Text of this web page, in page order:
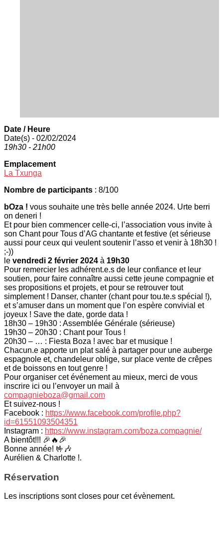
Date / Heure
Date(s) - 02/02/2024
19h30 - 21h00
Emplacement
La Txunga
Nombre de participants : 8/100
bOza ! vous souhaite une très belle année 2024. Urte berri
on deneri !
Et pour bien commencer celle-ci, l’association vous invite à
son Chant pour Tous d’AG chantante et festive (et sérieuse
aussi pour ceux qui veulent soutenir l’asso et venir à 18h30 !
;-))
le vendredi 2 février 2024 à 19h30
Pour remercier les adhérent.e.s de leur confiance et leur
soutien, pour faire connaître aussi cette jeune compagnie et
ses propositions et projets, et pour se retrouver tout
simplement ! Danser, chanter (chant pour tou.te.s spécial !),
et s’amuser dans un moment que l’on espère convivial et
joyeux ! Save the date, gorde data !
18h30 – 19h30 : Assemblée Générale (sérieuse)
19h30 – 20h30 : Chant pour Tous !
20h30 – … : Fiesta Boza ! avec bar et musique !
Chacun.e apporte un plat salé à partager pour une auberge
espagnole et, chandeleur oblige, sur place vente de crêpes
et de boissons en tout genre !
Pour organiser cet événement au mieux, merci de vous
inscrire ici ou l’envoyer un mail à
compagnieboza@gmail.com
Et suivez-nous !
Facebook : https://www.facebook.com/profile.php?
id=61551093504351
Instagram : https://www.instagram.com/boza.compagnie/
A bientôt!!! 🎉🔥🎉
Bonne année! 🤟🎶
Aurélien & Charlotte !.
Réservation
Les inscriptions sont closes pour cet évènement.